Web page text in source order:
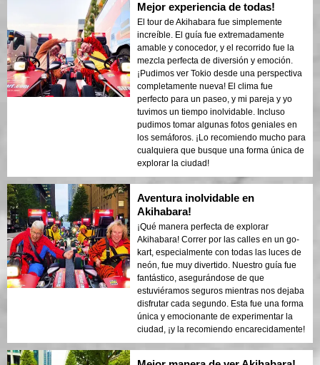
Mejor experiencia de todas!
El tour de Akihabara fue simplemente
increíble. El guía fue extremadamente
amable y conocedor, y el recorrido fue la
mezcla perfecta de diversión y emoción.
¡Pudimos ver Tokio desde una perspectiva
completamente nueva! El clima fue
perfecto para un paseo, y mi pareja y yo
tuvimos un tiempo inolvidable. Incluso
pudimos tomar algunas fotos geniales en
los semáforos. ¡Lo recomiendo mucho para
cualquiera que busque una forma única de
explorar la ciudad!
Aventura inolvidable en
Akihabara!
¡Qué manera perfecta de explorar
Akihabara! Correr por las calles en un go-
kart, especialmente con todas las luces de
neón, fue muy divertido. Nuestro guía fue
fantástico, asegurándose de que
estuviéramos seguros mientras nos dejaba
disfrutar cada segundo. Esta fue una forma
única y emocionante de experimentar la
ciudad, ¡y la recomiendo encarecidamente!